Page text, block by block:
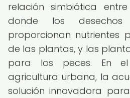
relación simbiótica
donde los
proporcionan nutrientes
de las plantas, y las
para los peces. En
agricultura urbana, la
solución innovadora